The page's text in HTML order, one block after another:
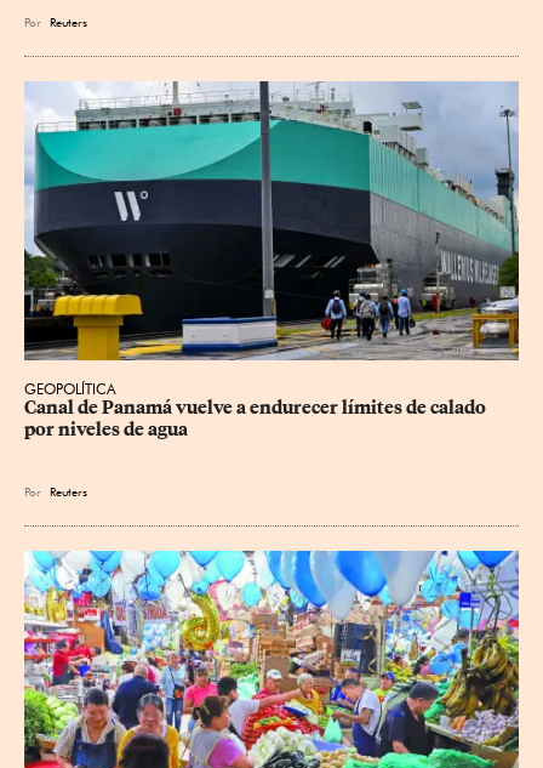
Por Reuters
GEOPOLÍTICA
Canal de Panamá vuelve a endurecer límites de calado
por niveles de agua
Por Reuters